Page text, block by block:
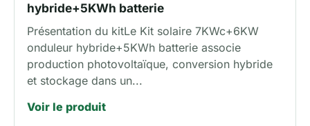
hybride+5KWh batterie
Présentation du kitLe Kit solaire 7KWc+6KW
onduleur hybride+5KWh batterie associe
production photovoltaïque, conversion hybride
et stockage dans un...
Voir le produit